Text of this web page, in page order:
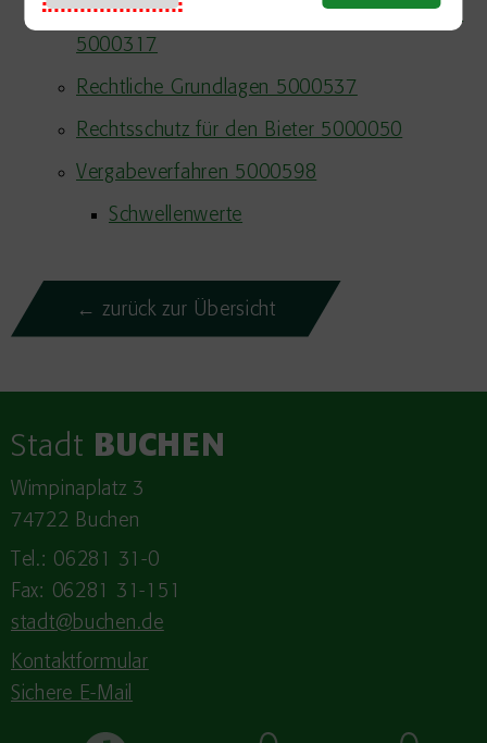
Grundlagen des öffentlichen Auftragswesens
5000317
Rechtliche Grundlagen 5000537
Rechtsschutz für den Bieter 5000050
Vergabeverfahren 5000598
Schwellenwerte
← zurück zur Übersicht
Stadt BUCHEN
Wimpinaplatz 3
74722 Buchen
Tel.: 06281 31-0
Fax: 06281 31-151
stadt@buchen.de
Kontaktformular
Sichere E-Mail